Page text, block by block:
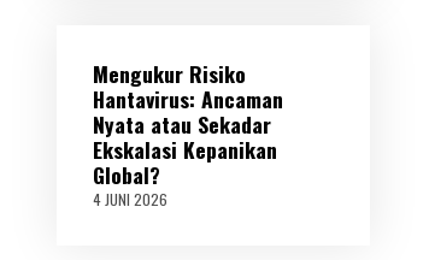
2
0
2
6
Mengukur Risiko
Hantavirus: Ancaman
Nyata atau Sekadar
Ekskalasi Kepanikan
Global?
4 JUNI 2026